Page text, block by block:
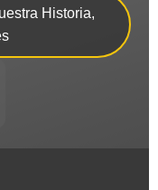
Historia,